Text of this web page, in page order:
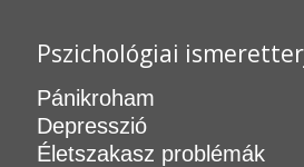
Pszichológiai
Pánikroham
Depresszió
Életszakasz problémák